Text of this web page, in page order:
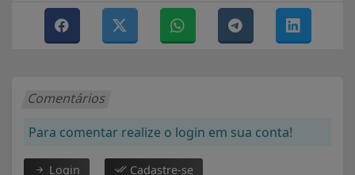
Comentários
Para comentar realize o login em sua conta!
Login Cadastre-se